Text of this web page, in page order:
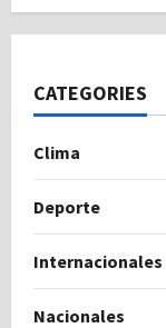
CATEGORIES
Clima
Deporte
Internacionales
Nacionales